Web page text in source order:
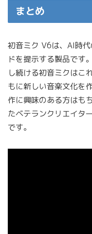
まとめ
初音ミク V6は、AI時
ドを提示する製品です
し続ける初音ミクはこ
もに新しい音楽文化を
作に興味のある方はも
たベテランクリエイタ
です。